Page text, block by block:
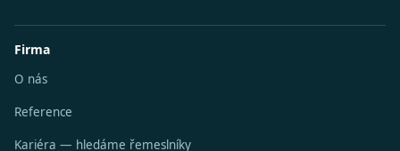
Firma
O nás
Reference
Kariéra — hledáme řemeslníky